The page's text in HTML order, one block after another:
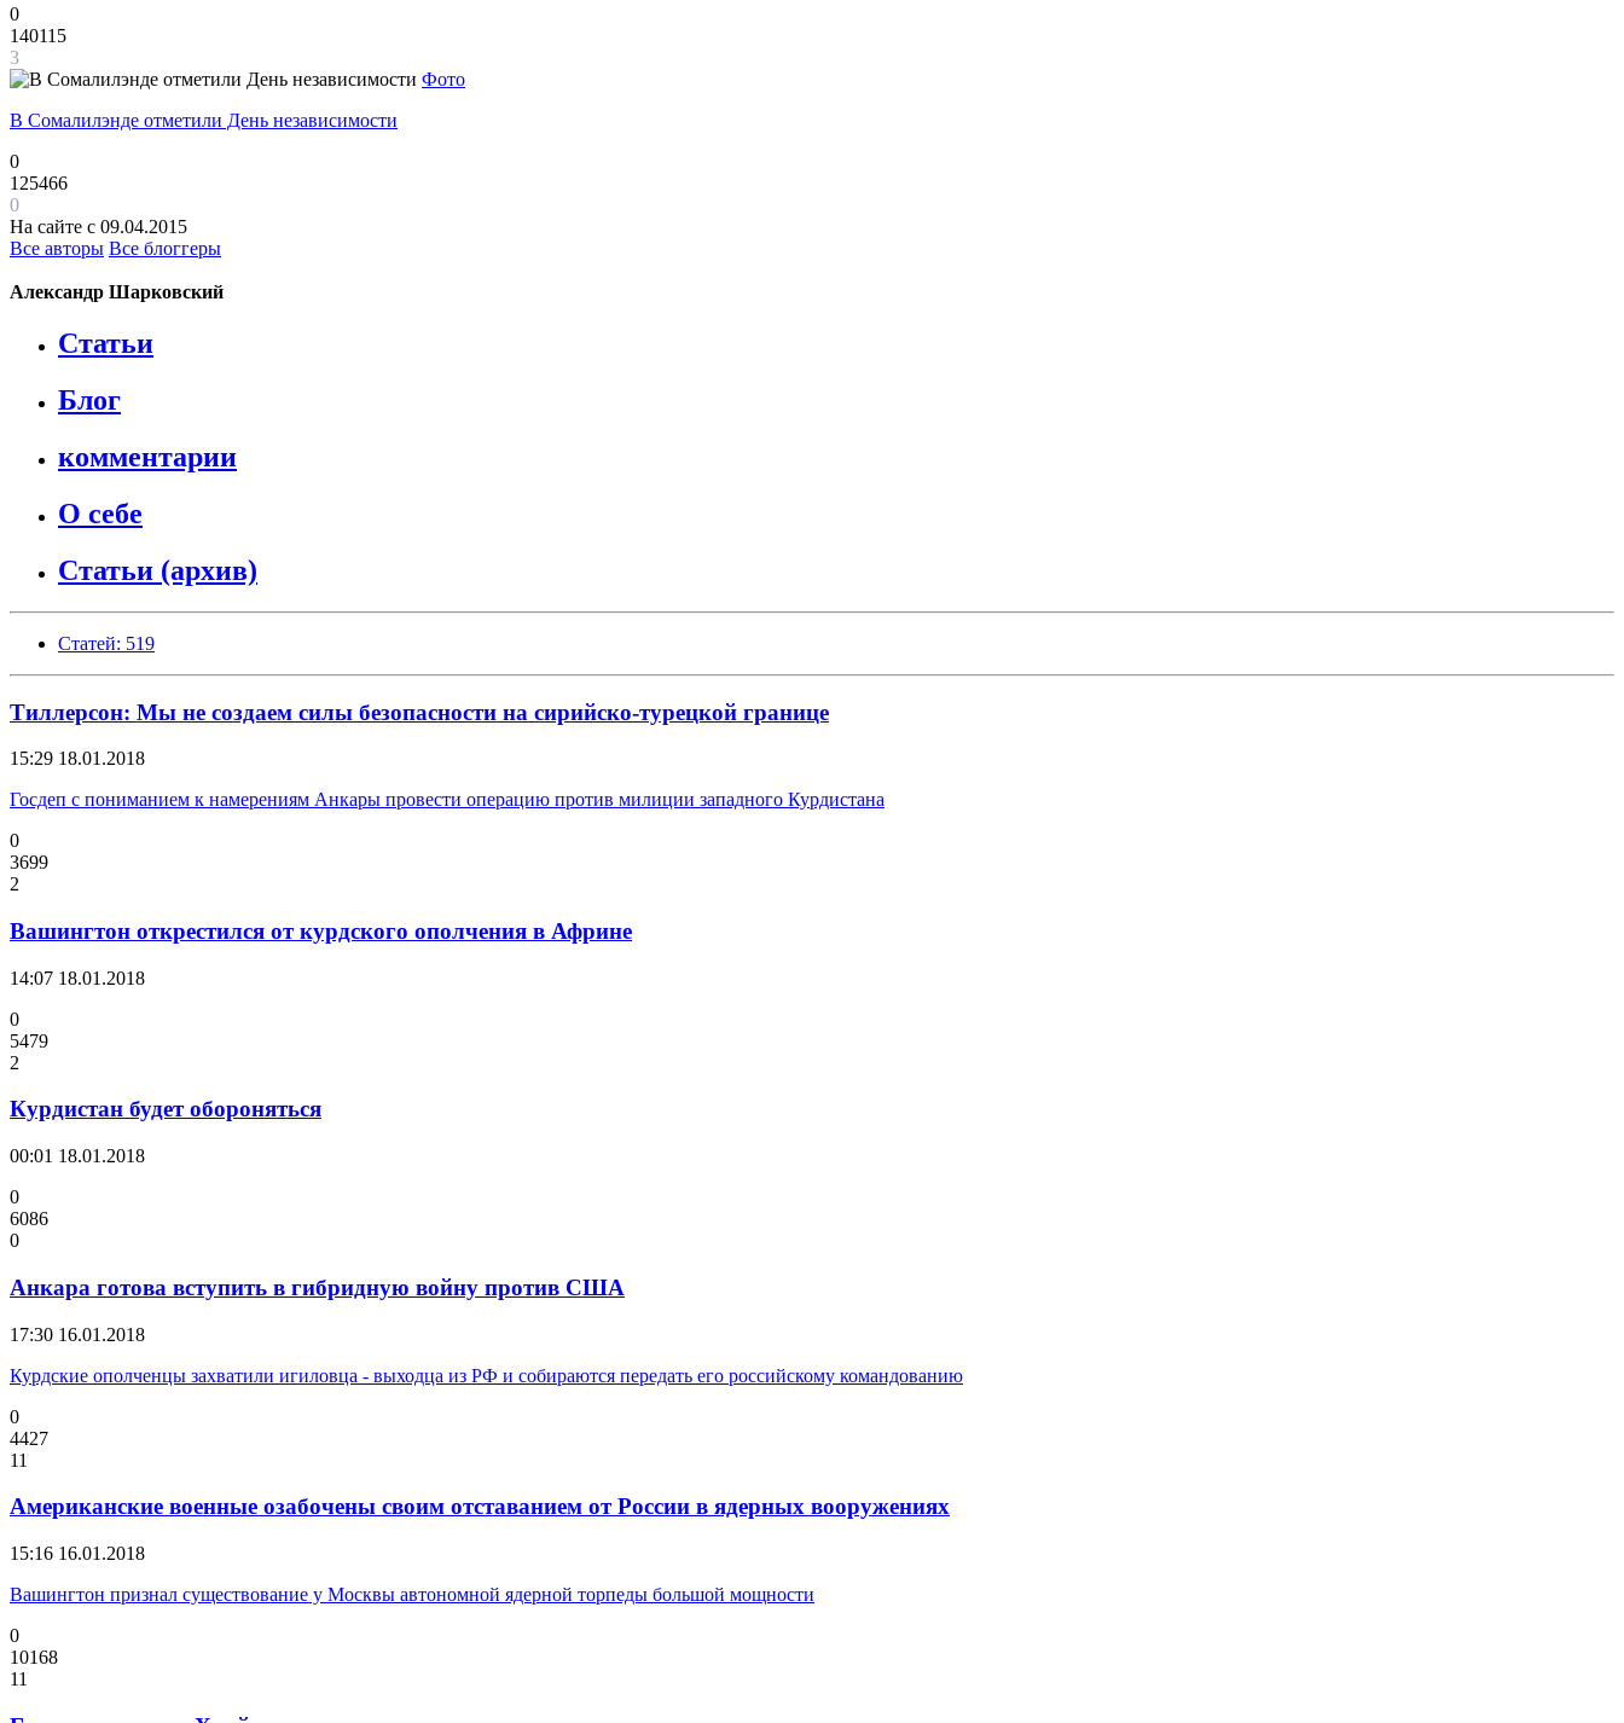
0
140115
3
Фото
В Сомалилэнде отметили День независимости
0
125466
0
На сайте с 09.04.2015
Все авторы Все блоггеры
Александр Шарковский
Статьи
Блог
комментарии
О себе
Статьи (архив)
Статей: 519
Тиллерсон: Мы не создаем силы безопасности на сирийско-турецкой границе
15:29 18.01.2018
Госдеп с пониманием к намерениям Анкары провести операцию против милиции западного Курдистана
0
3699
2
Вашингтон открестился от курдского ополчения в Африне
14:07 18.01.2018
0
5479
2
Курдистан будет обороняться
00:01 18.01.2018
0
6086
0
Анкара готова вступить в гибридную войну против США
17:30 16.01.2018
Курдские ополченцы захватили игиловца - выходца из РФ и собираются передать его российскому командованию
0
4427
11
Американские военные озабочены своим отставанием от России в ядерных вооружениях
15:16 16.01.2018
Вашингтон признал существование у Москвы автономной ядерной торпеды большой мощности
0
10168
11